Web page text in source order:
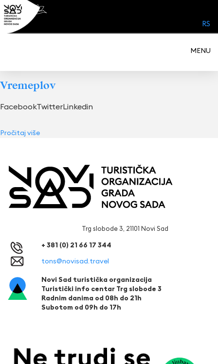
Skip
to
content
RS
MENU
Vremeplov
FacebookTwitterLinkedin
Pročitaj više
Trg slobode 3, 21101 Novi Sad
+ 381 (0) 21 66 17 344
tons@novisad.travel
Novi Sad turistička organizacija
Turistički info centar Trg slobode 3
Radnim danima od 08h do 21h
Subotom od 09h do 17h